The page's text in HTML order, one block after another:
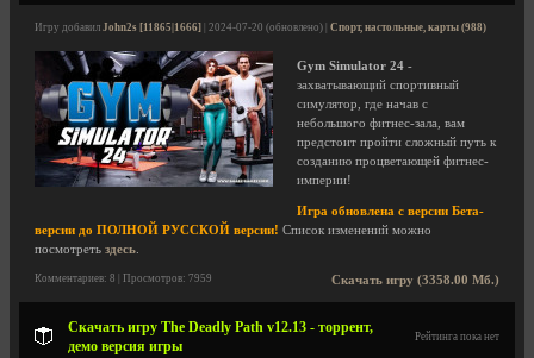
Игру добавил John2s [11865|1666] | 2024-07-20 (обновлено) | Спорт, настольные, карты (988)
Gym Simulator 24 -
захватывающий спортивный
симулятор, где начав с
небольшого фитнес-зала, вам
предстоит пройти сложный путь к
созданию процветающей фитнес-
империи!
Игра обновлена с версии Бета-
версии до ПОЛНОЙ РУССКОЙ версии! Список изменений можно
посмотреть здесь
Скачать игру (3358.00 Мб.)
Комментариев: 8 | Просмотров: 7959
Скачать игру The Deadly Path v12.13 - торрент,
демо версия игры
Рейтинга пока нет